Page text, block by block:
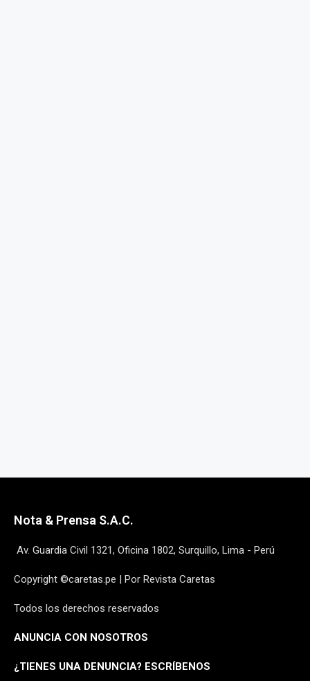
Nota & Prensa S.A.C.
Av. Guardia Civil 1321, Oficina 1802, Surquillo, Lima - Perú
Copyright ©caretas.pe | Por Revista Caretas
Todos los derechos reservados
ANUNCIA CON NOSOTROS
¿TIENES UNA DENUNCIA? ESCRÍBENOS